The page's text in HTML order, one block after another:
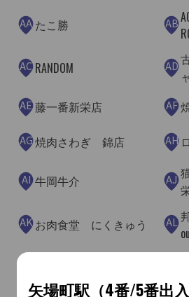
AA たこ勝 AB
AC RANDOM AD
AE 藤一番新栄店 AF
AG焼肉さわぎ 錦店 AH
AI 牛岡牛介 AJ
AK お肉食堂 にくきゅう AL
矢場町駅（4番/5番出入